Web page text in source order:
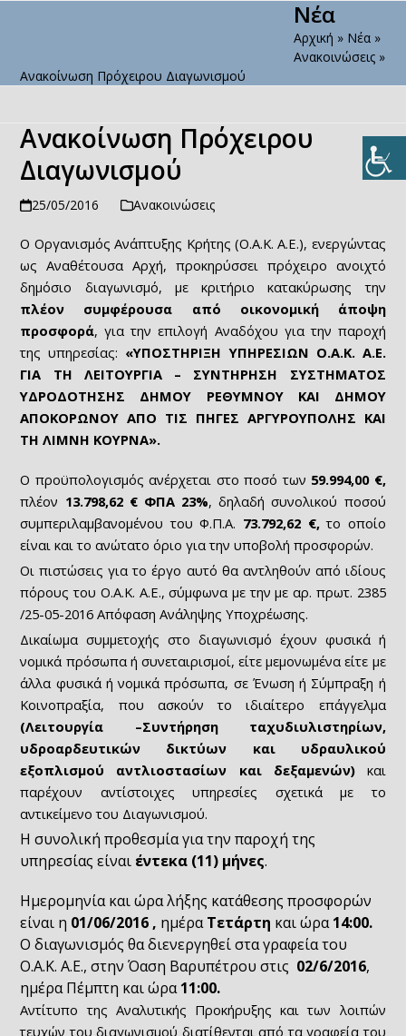
menu
menu
Νέα
Αρχική » Νέα»
Ανακοινώσεις»
Ανακοίνωση Πρόχειρου Διαγωνισμού
Ανακοίνωση Πρόχειρου
Διαγωνισμού
25/05/2016 Ανακοινώσεις
Ο Οργανισμός Ανάπτυξης Κρήτης (Ο.Α.Κ. Α.Ε.), ενεργώντας
ως Αναθέτουσα Αρχή, προκηρύσσει πρόχειρο ανοιχτό
δημόσιο διαγωνισμό, με κριτήριο κατακύρωσης την
πλέον συμφέρουσα από οικονομική άποψη
προσφορά, για την επιλογή Αναδόχου για την παροχή
της υπηρεσίας: «ΥΠΟΣΤΗΡΙΞΗ ΥΠΗΡΕΣΙΩΝ Ο.Α.Κ. Α.Ε.
ΓΙΑ ΤΗ ΛΕΙΤΟΥΡΓΙΑ – ΣΥΝΤΗΡΗΣΗ ΣΥΣΤΗΜΑΤΟΣ
ΥΔΡΟΔΟΤΗΣΗΣ ΔΗΜΟΥ ΡΕΘΥΜΝΟΥ ΚΑΙ ΔΗΜΟΥ
ΑΠΟΚΟΡΩΝΟΥ ΑΠΟ ΤΙΣ ΠΗΓΕΣ ΑΡΓΥΡΟΥΠΟΛΗΣ ΚΑΙ
ΤΗ ΛΙΜΝΗ ΚΟΥΡΝΑ».
Ο προϋπολογισμός ανέρχεται στο ποσό των 59.994,00 €,
πλέον 13.798,62 € ΦΠΑ 23%, δηλαδή συνολικού ποσού
συμπεριλαμβανομένου του Φ.Π.Α. 73.792,62 €, το οποίο
είναι και το ανώτατο όριο για την υποβολή προσφορών.
Οι πιστώσεις για το έργο αυτό θα αντληθούν από ιδίους
πόρους του Ο.Α.Κ. Α.Ε., σύμφωνα με την με αρ. πρωτ. 2385
/25-05-2016 Απόφαση Ανάληψης Υποχρέωσης.
Δικαίωμα συμμετοχής στο διαγωνισμό έχουν φυσικά ή
νομικά πρόσωπα ή συνεταιρισμοί, είτε μεμονωμένα είτε με
άλλα φυσικά ή νομικά πρόσωπα, σε Ένωση ή Σύμπραξη ή
Κοινοπραξία, που ασκούν το ιδιαίτερο επάγγελμα
(Λειτουργία –Συντήρηση ταχυδιυλιστηρίων,
υδροαρδευτικών δικτύων και υδραυλικού
εξοπλισμού αντλιοστασίων και δεξαμενών)και
παρέχουν αντίστοιχες υπηρεσίες σχετικά με το
αντικείμενο του Διαγωνισμού.
Η συνολική προθεσμία για την παροχή της
υπηρεσίας είναι έντεκα (11) μήνες.
Ημερομηνία και ώρα λήξης κατάθεσης προσφορών
είναι η 01/06/2016 , ημέραΤετάρτη και ώρα14:00.
Ο διαγωνισμός θα διενεργηθεί στα γραφεία του
Ο.Α.Κ. Α.Ε., στην Όαση Βαρυπέτρου στις 02/6/2016,
ημέρα Πέμπτη και ώρα11:00.
Αντίτυπο της Αναλυτικής Προκήρυξης και των λοιπών
τευχών του διαγωνισμού διατίθενται από τα γραφεία του